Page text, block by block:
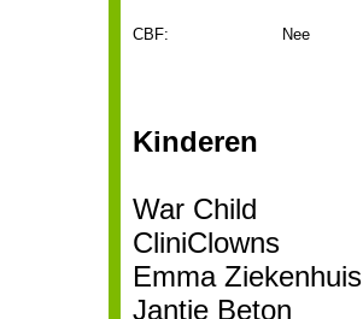
CBF: Nee
Kinderen
War Child
CliniClowns
Emma Ziekenhuis
Jantje Beton